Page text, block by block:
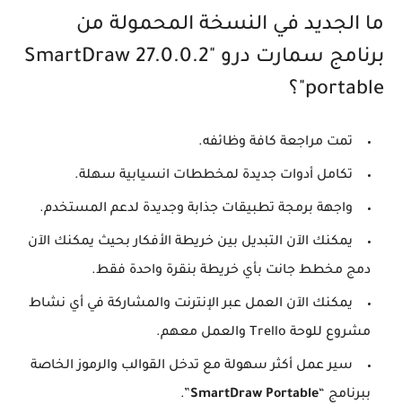
ما الجديد في النسخة المحمولة من
برنامج سمارت درو "SmartDraw 27.0.0.2
portable"؟
تمت مراجعة كافة وظائفه.
تكامل أدوات جديدة لمخططات انسيابية سهلة.
واجهة برمجة تطبيقات جذابة وجديدة لدعم المستخدم.
يمكنك الآن التبديل بين خريطة الأفكار بحيث يمكنك الآن
دمج مخطط جانت بأي خريطة بنقرة واحدة فقط.
يمكنك الآن العمل عبر الإنترنت والمشاركة في أي نشاط
مشروع للوحة Trello والعمل معهم.
سير عمل أكثر سهولة مع تدخل القوالب والرموز الخاصة
ببرنامج “SmartDraw Portable
”.